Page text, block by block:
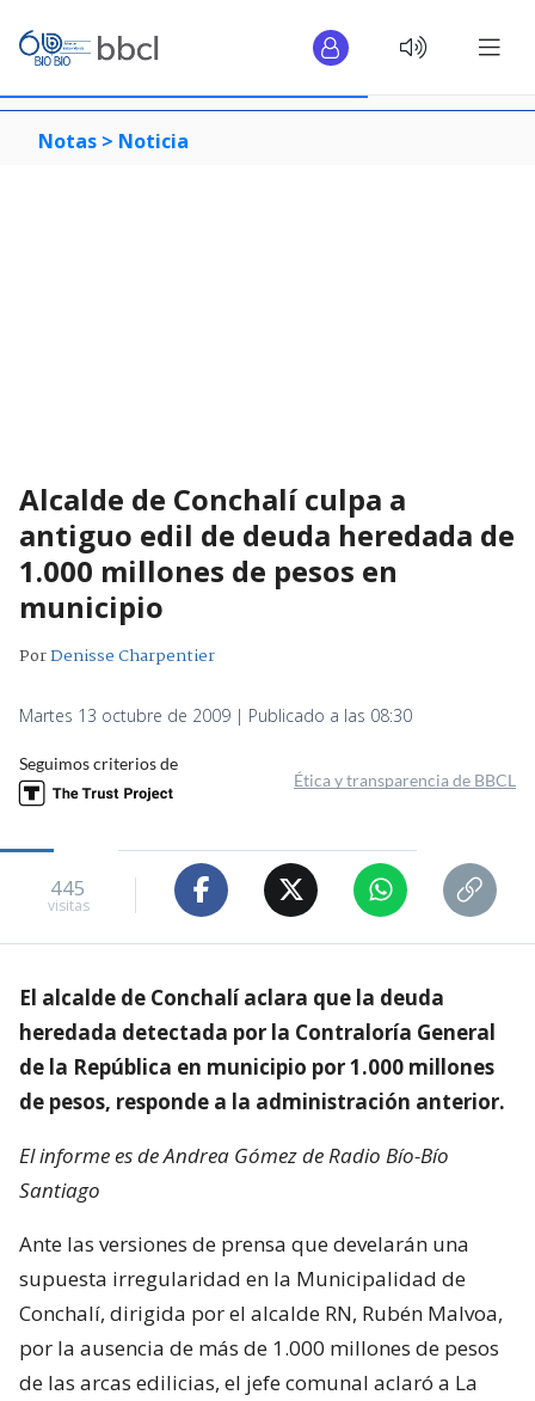
Notas > Noticia
Alcalde de Conchalí culpa a
antiguo edil de deuda heredada de
1.000 millones de pesos en
municipio
PorDenisse Charpentier
Martes 13 octubre de 2009 | Publicado a las 08:30
Seguimos criterios de
Ética y transparencia de BBCL
445
visitas
El alcalde de Conchalí aclara que la deuda
heredada detectada por la Contraloría General
de la República en municipio por 1.000 millones
de pesos, responde a la administración anterior.
El informe es de Andrea Gómez de Radio Bío-Bío
Santiago
Ante las versiones de prensa que develarán una
supuesta irregularidad en la Municipalidad de
Conchalí, dirigida por el alcalde RN, Rubén Malvoa,
por la ausencia de más de 1.000 millones de pesos
de las arcas edilicias, el jefe comunal aclaró a La